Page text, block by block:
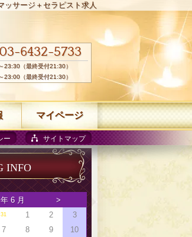
ッサージ＋セラピスト求人
ー サイトマップ
INFO
6 月 >
31 1 2
3
7 8 9
10
03-6432-5733
23:30（最終受付21:30）
23:00（最終受付21:30）
マイページ